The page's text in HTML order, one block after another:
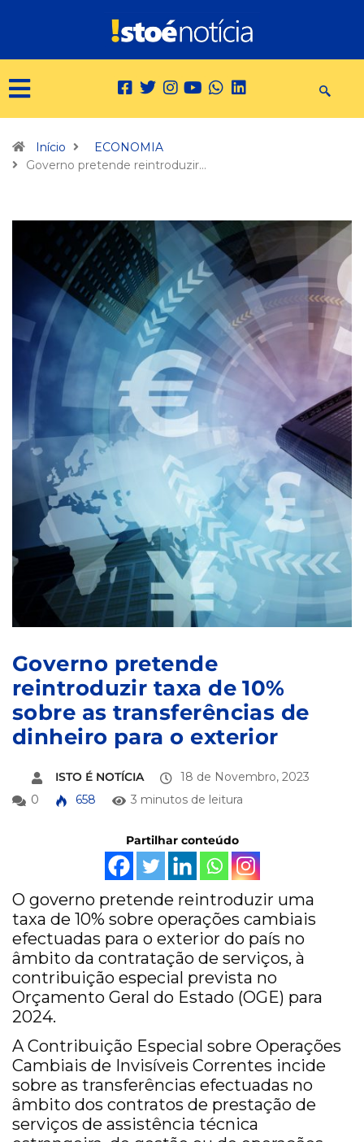
Início
ECONOMIA
Governo pretende reintroduzir…
Governo pretende
reintroduzir taxa de 10%
sobre as transferências de
dinheiro para o exterior
ISTO É NOTÍCIA
18 de Novembro, 2023
0
658 3 minutos de leitura
Partilhar conteúdo
O governo pretende reintroduzir uma
taxa de 10% sobre operações cambiais
efectuadas para o exterior do país no
âmbito da contratação de serviços, à
contribuição especial prevista no
Orçamento Geral do Estado (OGE) para
2024.
A Contribuição Especial sobre Operações
Cambiais de Invisíveis Correntes incide
sobre as transferências efectuadas no
âmbito dos contratos de prestação de
serviços de assistência técnica